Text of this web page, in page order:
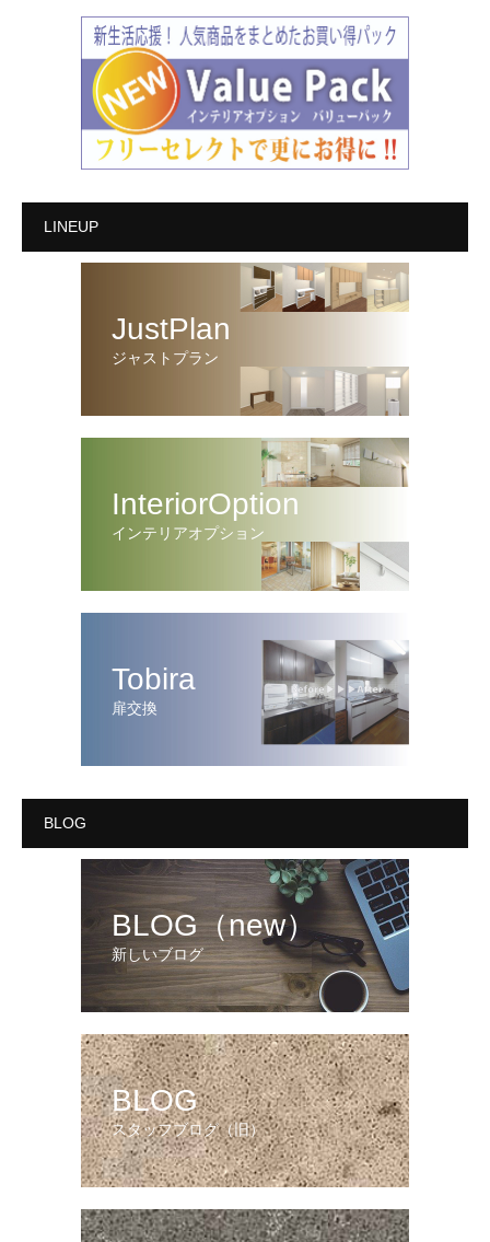
LINEUP
JustPlan
ジャストプラン
InteriorOption
インテリアオプション
Tobira
扉交換
BLOG
BLOG（new）
新しいブログ
BLOG
スタッフブログ（旧）